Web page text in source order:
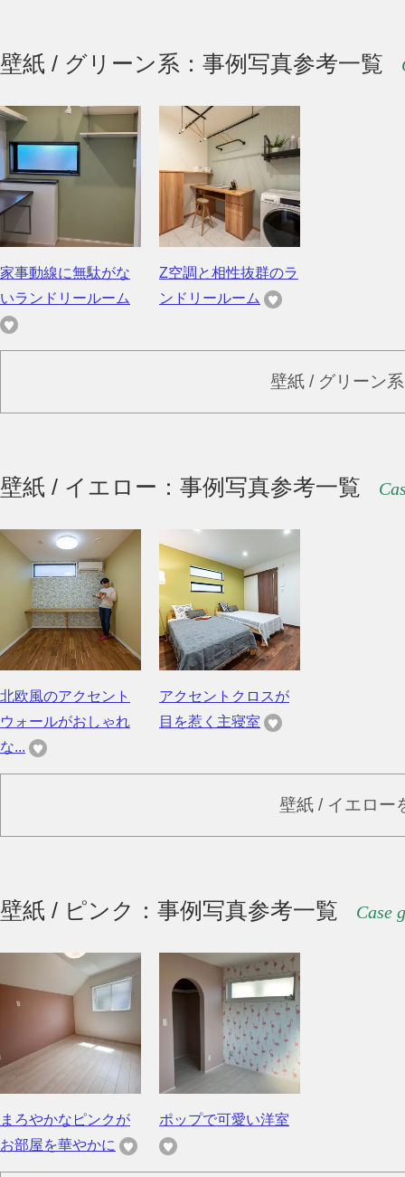
壁紙 / グリーン系：事例写真参考一覧
家事動線に無駄がな
いランドリールーム
Z空調と相性抜群のラ
ンドリールーム
壁紙 / グリーン
壁紙 / イエロー：事例写真参考一覧
北欧風のアクセント
ウォールがおしゃれ
な...
アクセントクロスが
目を惹く主寝室
壁紙 / イエロー
壁紙 / ピンク：事例写真参考一覧 Case
まろやかなピンクが
お部屋を華やかに
ポップで可愛い洋室